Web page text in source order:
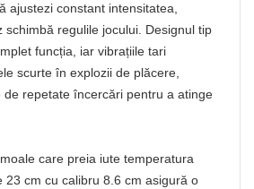
ajustezi constant intensitatea,
schimbă regulile jocului. Designul tip
funcția, iar vibrațiile tari
scurte în explozii de plăcere,
de repetate încercări pentru a atinge
care preia iute temperatura
23 cm cu calibru 8.6 cm asigură o